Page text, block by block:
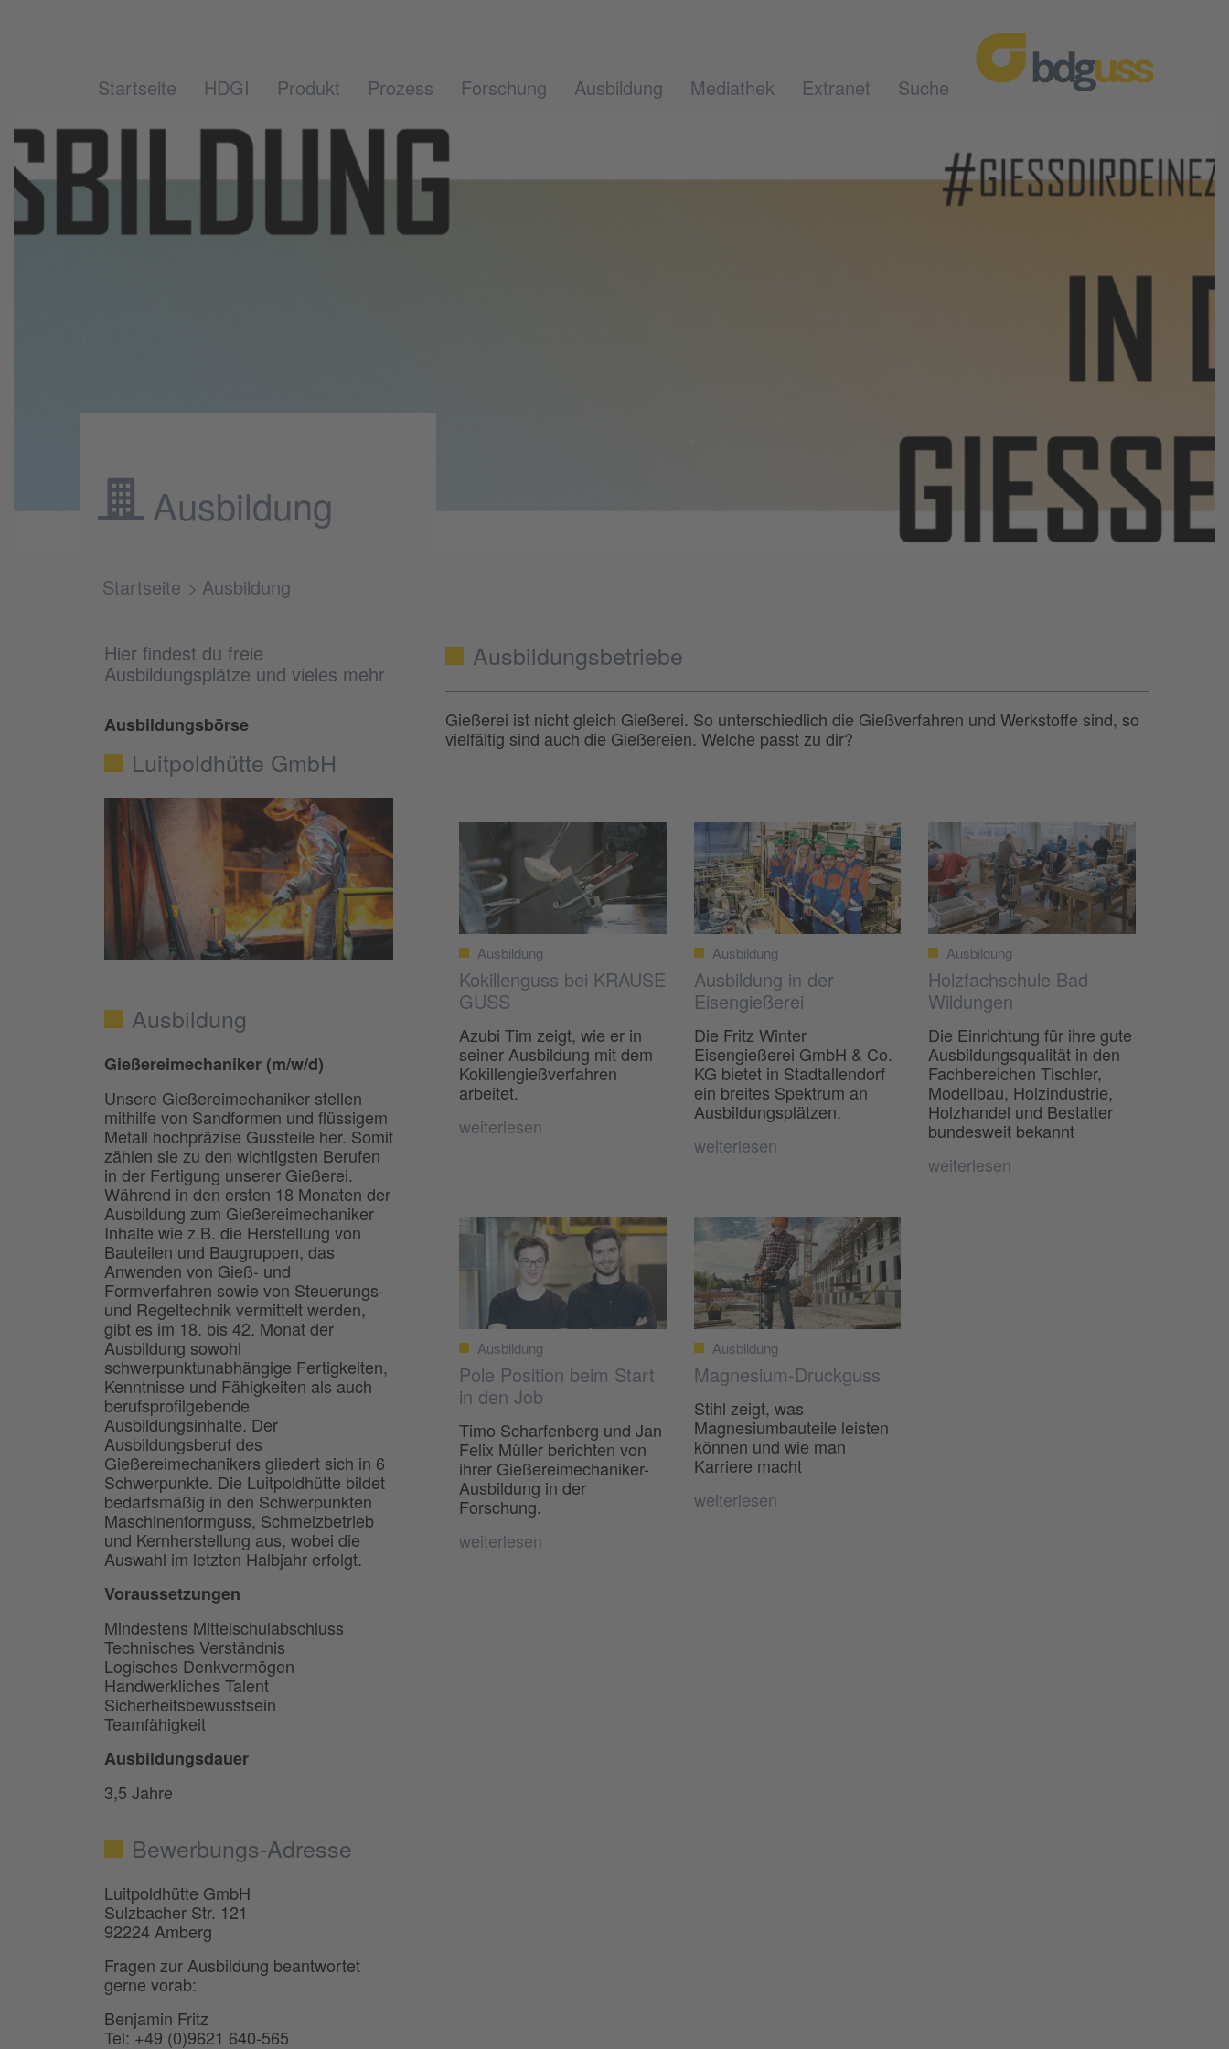
Startseite HDGI Produkt Prozess Forschung Ausbildung Mediathek Extranet Suche
Ausbildung
Startseite Ausbildung
Hier findest du freie
Ausbildungsplätze und vieles mehr
Ausbildungsbörse
Luitpoldhütte GmbH
Ausbildung
Gießereimechaniker (m/w/d)
Unsere Gießereimechaniker stellen
mithilfe von Sandformen und flüssigem
Metall hochpräzise Gussteile her. Somit
zählen sie zu den wichtigsten Berufen
in der Fertigung unserer Gießerei.
Während in den ersten 18 Monaten der
Ausbildung zum Gießereimechaniker
Inhalte wie z.B. die Her­stellung von
Bauteilen und Baugruppen, das
Anwenden von Gieß- und
Formverfahren sowie von Steuerungs-
und Regeltechnik vermittelt werden,
gibt es im 18. bis 42. Monat der
Ausbildung sowohl
schwerpunktunabhängige Fertigkeiten,
Kenntnisse und Fähigkeiten als auch
berufsprofilgebende
Ausbildungsinhalte. Der
Ausbildungsberuf des
Gießereimechanikers gliedert sich in 6
Schwerpunkte. Die Luitpoldhütte bildet
bedarfsmäßig in den Schwer­punkten
Maschinen­formguss, Schmelzbetrieb
und Kernherstellung aus, wobei die
Auswahl im letzten Halbjahr erfolgt.
Voraussetzungen
Mindestens Mittelschulabschluss
Technisches Verständnis
Logisches Denkvermögen
Handwerkliches Talent
Sicherheitsbewusstsein
Teamfähigkeit
Ausbildungsdauer
3,5 Jahre
Bewerbungs-Adresse
Luitpoldhütte GmbH
Sulzbacher Str. 121
92224 Amberg
Fragen zur Ausbildung beantwortet
gerne vorab:
Benjamin Fritz
Tel: +49 (0)9621 640-565
Ausbildungsbetriebe
Gießerei ist nicht gleich Gießerei. So unterschiedlich die Gießverfahren und Werkstoffe sind, so
vielfältig sind auch die Gießereien. Welche passt zu dir?
Ausbildung
Kokillenguss bei KRAUSE
GUSS
Azubi Tim zeigt, wie er in
seiner Ausbildung mit dem
Kokillengießverfahren
arbeitet.
weiterlesen
Ausbildung
Ausbildung in der
Eisengießerei
Die Fritz Winter
Eisengießerei GmbH & Co.
KG bietet in Stadtallendorf
ein breites Spektrum an
Ausbildungsplätzen.
weiterlesen
Ausbildung
Holzfachschule Bad
Wildungen
Die Einrichtung für ihre gute
Ausbildungsqualität in den
Fachbereichen Tischler,
Modellbau, Holzindustrie,
Holzhandel und Bestatter
bundesweit bekannt
weiterlesen
Ausbildung
Pole Position beim Start
in den Job
Timo Scharfenberg und Jan
Felix Müller berichten von
ihrer Gießereimechaniker-
Ausbildung in der
Forschung.
weiterlesen
Ausbildung
Magnesium-Druckguss
Stihl zeigt, was
Magnesiumbauteile leisten
können und wie man
Karriere macht
weiterlesen